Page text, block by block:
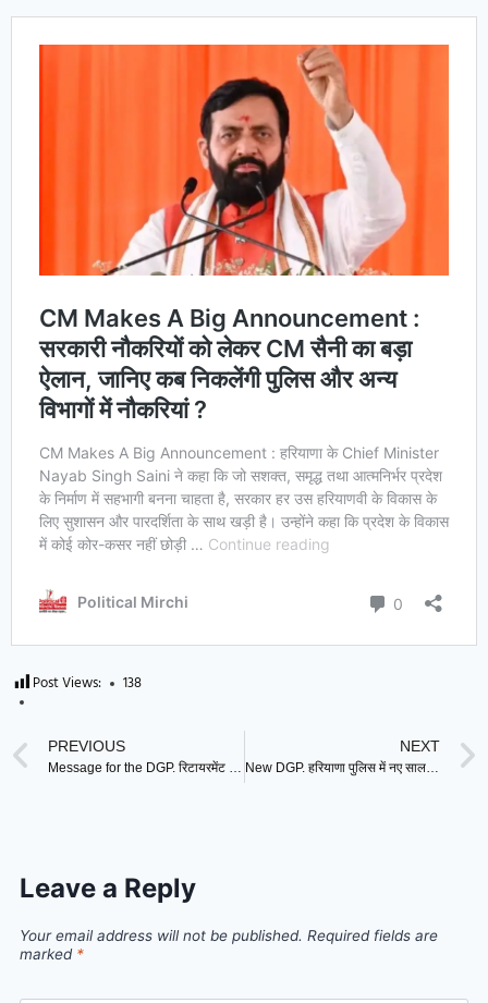
Post Views: 138
PREVIOUS NEXT
New DGP. हरियाणा पुलिस में नए साल से पहले बड़ा फेरबदल, IPS अजय सिंघल बने नए DGP
Leave a Reply
Your email address will not be published. Required fields are
marked *